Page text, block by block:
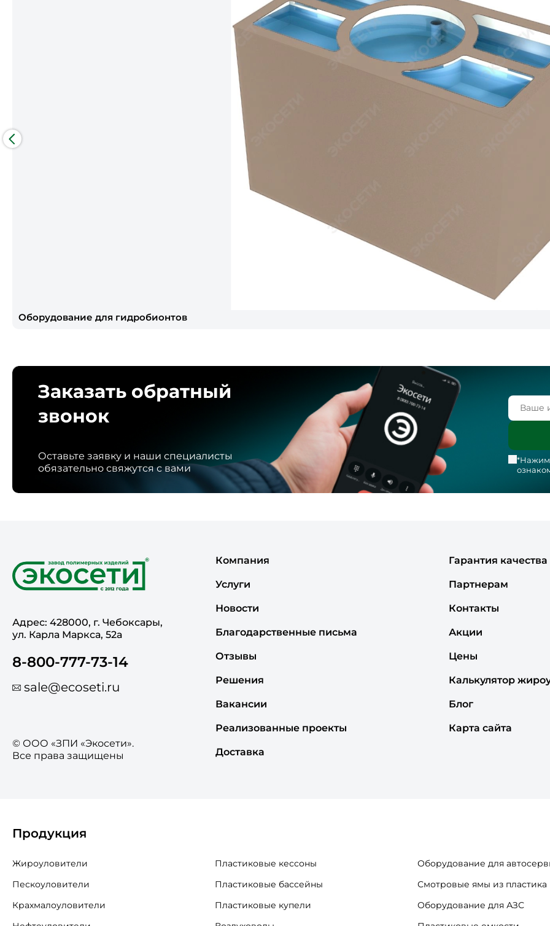
Оборудование для гидробионтов
Заказать обратный
звонок
Оставьте заявку и наши специалисты
обязательно свяжутся с вами
Адрес: 428000, г. Чебоксары,
ул. Карла Маркса, 52а
8-800-777-73-14
sale@ecoseti.ru
© ООО «ЗПИ «Экосети».
Все права защищены
Компания
Услуги
Новости
Благодарственные письма
Отзывы
Решения
Вакансии
Реализованные проекты
Доставка
Гарантия качества
Партнерам
Контакты
Акции
Цены
Калькулятор
Блог
Карта сайта
Продукция
Жироуловители
Пескоуловители
Крахмалоуловители
Пластиковые кессоны
Пластиковые бассейны
Пластиковые купели
Оборудование для
Смотровые ямы из пластика
Оборудование для АЗС